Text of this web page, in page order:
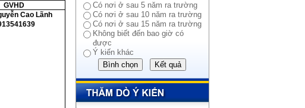
GVHD
Cao Lãnh
Có nơi ở sau 5 năm ra trường
Có nơi ở sau 10 năm ra trường
Có nơi ở sau 15 năm ra trường
Không biết đến bao giờ có
được
Ý kiến khác